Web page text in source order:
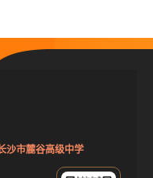
沙市麓谷高级中学